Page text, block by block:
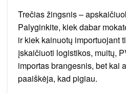
Trečias žingsnis –
Palyginkite, kiek dabar
ir kiek kainuotų importuojant
įskaičiuoti logistikos, muitų,
importas brangesnis, bet kai
paaiškėja, kad pigiau.